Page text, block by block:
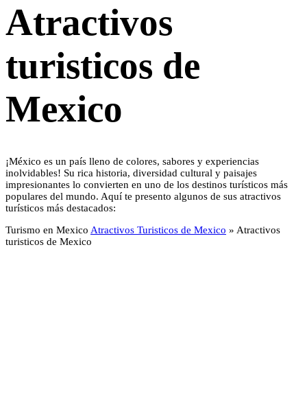
Atractivos
turisticos de
Mexico
¡México es un país lleno de colores, sabores y experiencias
inolvidables! Su rica historia, diversidad cultural y paisajes
impresionantes lo convierten en uno de los destinos turísticos más
populares del mundo. Aquí te presento algunos de sus atractivos
turísticos más destacados:
Turismo en Mexico Atractivos Turisticos de Mexico » Atractivos
turisticos de Mexico